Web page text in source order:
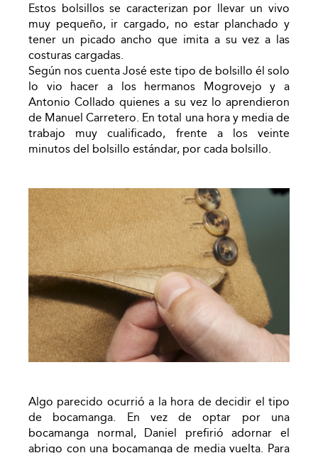
Estos bolsillos se caracterizan por llevar un vivo
muy pequeño, ir cargado, no estar planchado y
tener un picado ancho que imita a su vez a las
costuras cargadas.
Según nos cuenta José este tipo de bolsillo él solo
lo vio hacer a los hermanos Mogrovejo y a
Antonio Collado quienes a su vez lo aprendieron
de Manuel Carretero. En total una hora y media de
trabajo muy cualificado, frente a los veinte
minutos del bolsillo estándar, por cada bolsillo.
Algo parecido ocurrió a la hora de decidir el tipo
de bocamanga. En vez de optar por una
bocamanga normal, Daniel prefirió adornar el
abrigo con una bocamanga de media vuelta. Para